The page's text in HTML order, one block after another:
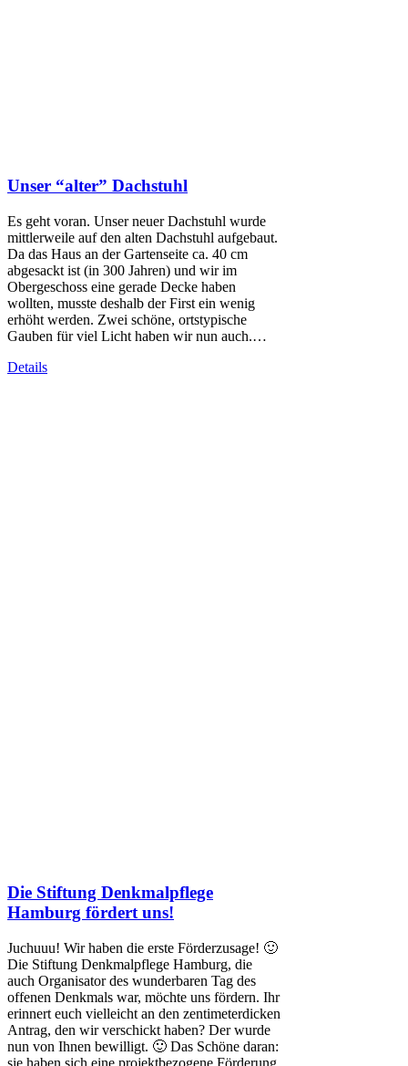
Unser “alter” Dachstuhl
Es geht voran. Unser neuer Dachstuhl wurde
mittlerweile auf den alten Dachstuhl aufgebaut.
Da das Haus an der Gartenseite ca. 40 cm
abgesackt ist (in 300 Jahren) und wir im
Obergeschoss eine gerade Decke haben
wollten, musste deshalb der First ein wenig
erhöht werden. Zwei schöne, ortstypische
Gauben für viel Licht haben wir nun auch.…
Details
Die Stiftung Denkmalpflege
Hamburg fördert uns!
Juchuuu! Wir haben die erste Förderzusage! 🙂
Die Stiftung Denkmalpflege Hamburg, die
auch Organisator des wunderbaren Tag des
offenen Denkmals war, möchte uns fördern. Ihr
erinnert euch vielleicht an den zentimeterdicken
Antrag, den wir verschickt haben? Der wurde
nun von Ihnen bewilligt. 🙂 Das Schöne daran:
sie haben sich eine projektbezogene Förderung